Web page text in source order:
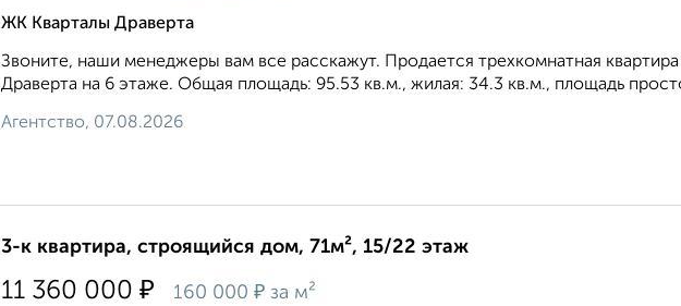
ЖК Кварталы Драверта
Звоните, наши менеджеры вам все расскажут. Продается трехкомнатная
Драверта на 6 этаже. Общая площадь: 95.53 кв.м., жилая: 34.3 кв.м., площадь
Агентство, 07.08.2026
3-к квартира, строящийся дом, 71м², 15/22 этаж
11 360 000 ₽ 160 000 ₽ за м²